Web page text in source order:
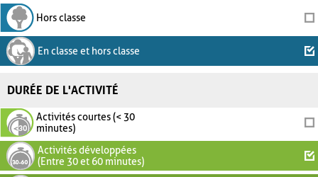
Hors classe
En classe et hors classe
DURÉE DE L'ACTIVITÉ
Activités courtes (< 30
minutes)
Activités développées
(Entre 30 et 60 minutes)